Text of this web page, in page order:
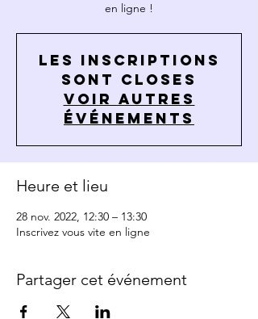
en ligne !
Les inscriptions
sont closes
Voir autres
événements
Heure et lieu
28 nov. 2022, 12:30 – 13:30
Inscrivez vous vite en ligne
Partager cet événement